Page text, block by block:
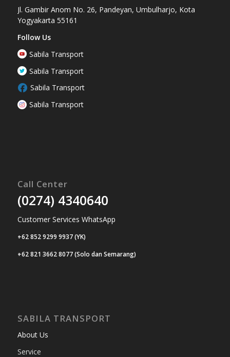
Jl. Gambir Anom No. 26, Pandeyan, Umbulharjo, Kota
Yogyakarta 55161
Follow Us
Sabila Transport
Sabila Transport
Sabila Transport
Sabila Transport
Call Center
(0274) 4340640
Customer Services WhatsApp
+62 852 9299 9937 (YK)
+62 821 3662 8077 (Solo dan Semarang)
SABILA TRANSPORT
About Us
Service